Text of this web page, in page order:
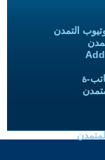
التمدن
ة